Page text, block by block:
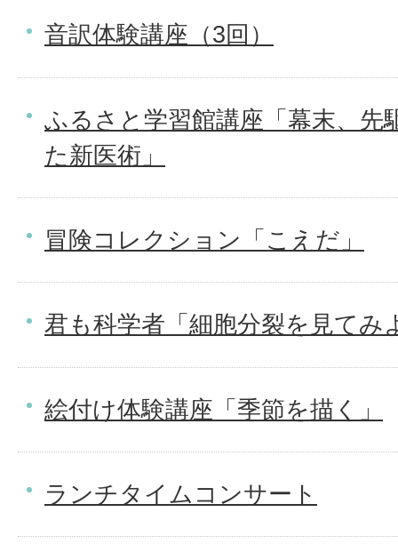
音訳体験講座（3回）
ふるさと学習館講座「幕末、先
た新医術」
冒険コレクション「こえだ」
君も科学者「細胞分裂を見てみ
絵付け体験講座「季節を描く」
ランチタイムコンサート